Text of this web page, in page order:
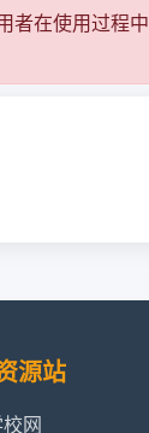
者在使用过程中
源站
网